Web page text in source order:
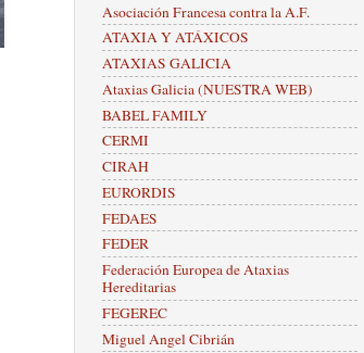
Asociación Francesa contra la A.F.
ATAXIA Y ATÁXICOS
ATAXIAS GALICIA
Ataxias Galicia (NUESTRA WEB)
BABEL FAMILY
CERMI
CIRAH
EURORDIS
FEDAES
FEDER
Federación Europea de Ataxias
Hereditarias
FEGEREC
Miguel Angel Cibrián